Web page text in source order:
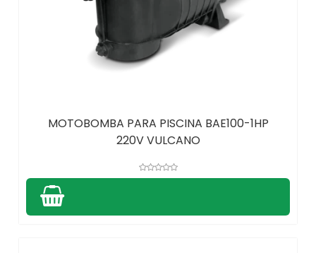
MOTOBOMBA PARA PISCINA BAE100-1HP
220V VULCANO